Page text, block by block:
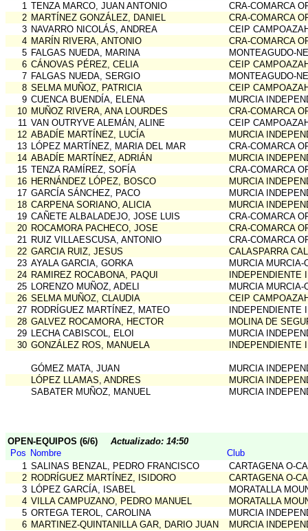
1 TENZA MARCO, JUAN ANTONIO
CRA-COMARCA
2 MARTÍNEZ GONZÁLEZ, DANIEL
CRA-COMARCA
3 NAVARRO NICOLÁS, ANDREA
CEIP
4 MARÍN RIVERA, ANTONIO
CRA-COMARCA
5 FALGAS NUEDA, MARINA
MONTEAGUDO-
6 CÁNOVAS PÉREZ, CELIA
CEIP
7 FALGAS NUEDA, SERGIO
MONTEAGUDO-
8 SELMA MUÑOZ, PATRICIA
CEIP
9 CUENCA BUENDÍA, ELENA
MURCIA
10 MUÑOZ RIVERA, ANA LOURDES
CRA-COMARCA
11 VAN OUTRYVE ALEMÁN, ALINE
CEIP
12 ABADÍE MARTÍNEZ, LUCÍA
MURCIA
13 LÓPEZ MARTÍNEZ, MARIA DEL MAR
CRA-COMARCA
14 ABADÍE MARTÍNEZ, ADRIÁN
MURCIA
15 TENZA RAMÍREZ, SOFÍA
CRA-COMARCA
16 HERNÁNDEZ LÓPEZ, BOSCO
MURCIA
17 GARCÍA SÁNCHEZ, PACO
MURCIA
18 CARPENA SORIANO, ALICIA
MURCIA
19 CAÑETE ALBALADEJO, JOSE LUIS
CRA-COMARCA
20 ROCAMORA PACHECO, JOSE
CRA-COMARCA
21 RUIZ VILLAESCUSA, ANTONIO
CRA-COMARCA
22 GARCIA RUIZ, JESUS
CALASPARRA
23 AYALA GARCIA, GORKA
MURCIA MURCIA-
24 RAMIREZ ROCABONA, PAQUI
INDEPENDIENTE
25 LORENZO MUÑOZ, ADELI
MURCIA MURCIA-
26 SELMA MUÑOZ, CLAUDIA
CEIP
27 RODRÍGUEZ MARTÍNEZ, MATEO
INDEPENDIENTE
28 GALVEZ ROCAMORA, HECTOR
MOLINA DE
29 LECHA CABISCOL, ELOI
MURCIA
30 GONZÁLEZ ROS, MANUELA INDEPENDIENTE
GÓMEZ MATA, JUAN
MURCIA
LÓPEZ LLAMAS, ANDRES
MURCIA
SABATER MUÑOZ, MANUEL
MURCIA
OPEN-EQUIPOS (6/6)
Actualizado: 14:50
Pos Nombre
Club
1 SALINAS BENZAL, PEDRO FRANCISCO
CARTAGENA O-
2 RODRÍGUEZ MARTÍNEZ, ISIDORO
CARTAGENA O-
3 LÓPEZ GARCÍA, ISABEL
MORATALLA
4 VILLA CAMPUZANO, PEDRO MANUEL
MORATALLA
5 ORTEGA TEROL, CAROLINA
MURCIA
6 MARTINEZ-QUINTANILLA GAR, DARIO JUAN MURCIA